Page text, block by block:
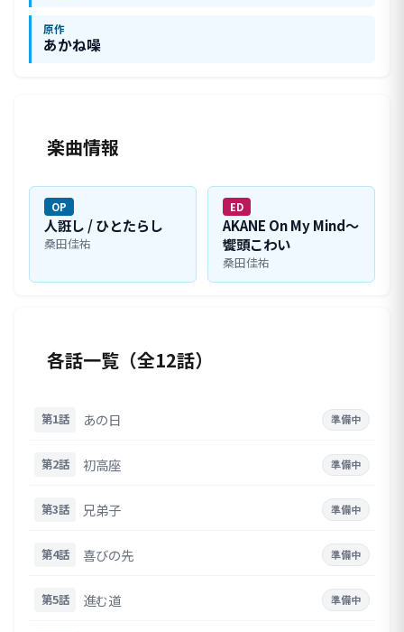
原作
あかね噪
楽曲情報
OP
人誑し / ひとたらし
桑田佳祐
ED
AKANE On My Mind〜
饗頭こわい
桑田佳祐
各話一覧（全12話）
第1話 あの日 準備中
第2話 初高座 準備中
第3話 兄弟子 準備中
第4話 喜びの先 準備中
第5話 進む道 準備中